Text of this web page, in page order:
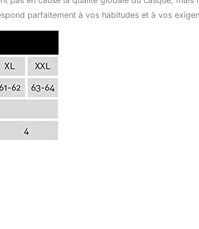
parfaitement à vos habitudes et à vos